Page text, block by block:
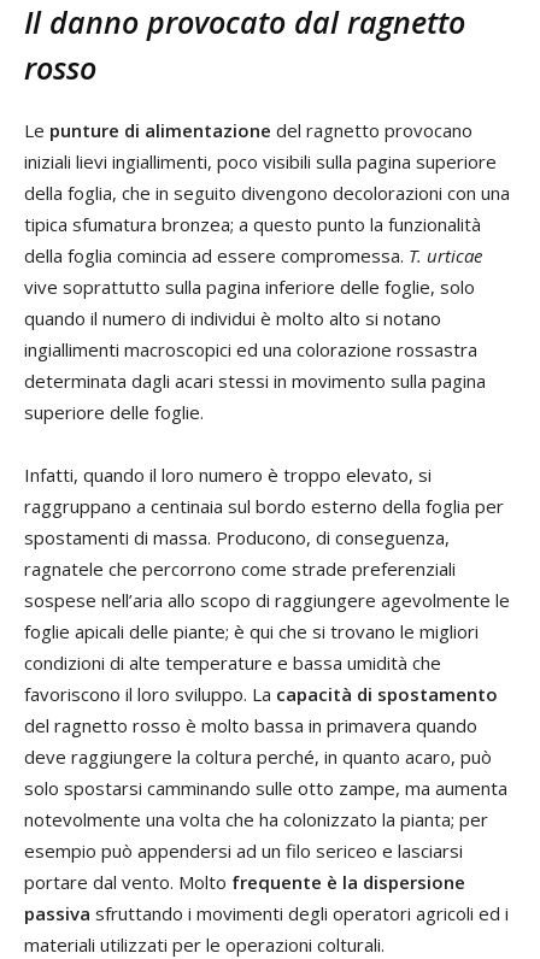
Il danno provocato dal ragnetto
rosso
Le punture di alimentazione del ragnetto provocano
iniziali lievi ingiallimenti, poco visibili sulla pagina superiore
della foglia, che in seguito divengono decolorazioni con una
tipica sfumatura bronzea; a questo punto la funzionalità
della foglia comincia ad essere compromessa. T. urticae
vive soprattutto sulla pagina inferiore delle foglie, solo
quando il numero di individui è molto alto si notano
ingiallimenti macroscopici ed una colorazione rossastra
determinata dagli acari stessi in movimento sulla pagina
superiore delle foglie.
Infatti, quando il loro numero è troppo elevato, si
raggruppano a centinaia sul bordo esterno della foglia per
spostamenti di massa. Producono, di conseguenza,
ragnatele che percorrono come strade preferenziali
sospese nell’aria allo scopo di raggiungere agevolmente le
foglie apicali delle piante; è qui che si trovano le migliori
condizioni di alte temperature e bassa umidità che
favoriscono il loro sviluppo. La capacità di spostamento
del ragnetto rosso è molto bassa in primavera quando
deve raggiungere la coltura perché, in quanto acaro, può
solo spostarsi camminando sulle otto zampe, ma aumenta
notevolmente una volta che ha colonizzato la pianta; per
esempio può appendersi ad un filo sericeo e lasciarsi
portare dal vento. Molto frequente è la dispersione
passiva sfruttando i movimenti degli operatori agricoli ed i
materiali utilizzati per le operazioni colturali.